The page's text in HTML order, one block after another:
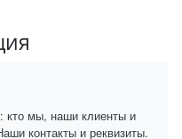
кто мы, наши клиенты и
контакты и реквизиты.